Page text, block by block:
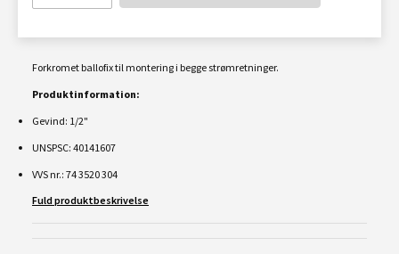
Forkromet ballofix til montering i begge strømretninger.
Produktinformation:
Gevind: 1/2"
UNSPSC: 40141607
VVS nr.: 74 3520 304
Fuld produktbeskrivelse